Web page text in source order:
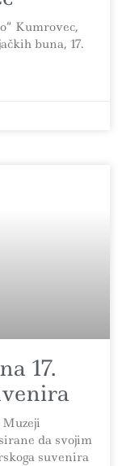
Kumrovec,
buna, 17.
17.
Muzeji
da svojim
suvenira